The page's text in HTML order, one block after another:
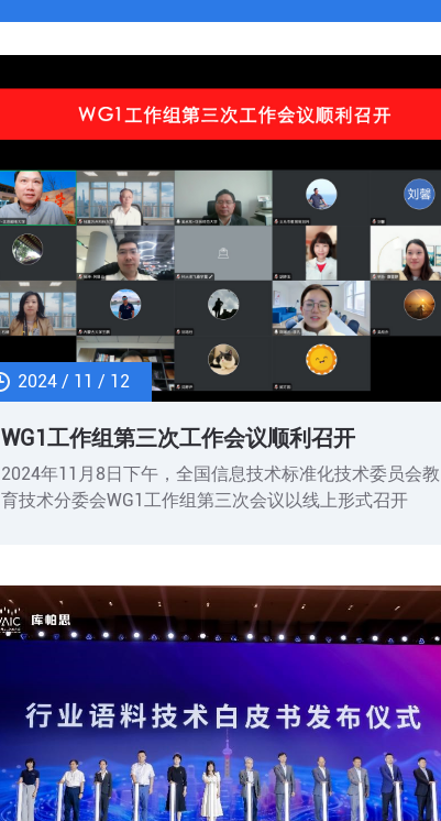
2024 / 11 / 12
WG1工作组第三次工作会议顺利召开
2024年11月8日下午，全国信息技术标准化技术委员会教
育技术分委会WG1工作组第三次会议以线上形式召开